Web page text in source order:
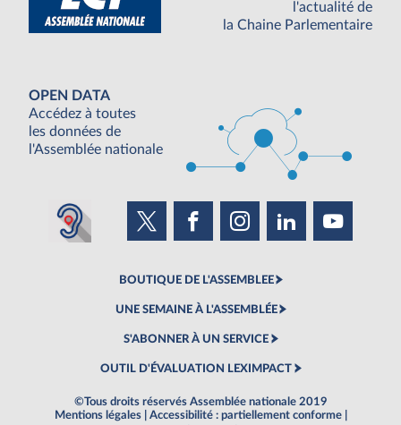
l'actualité de
la Chaine Parlementaire
OPEN DATA
Accédez à toutes
les données de
l'Assemblée nationale
BOUTIQUE DE L'ASSEMBLEE
UNE SEMAINE À L'ASSEMBLÉE
S'ABONNER À UN SERVICE
OUTIL D'ÉVALUATION LEXIMPACT
©Tous droits réservés Assemblée nationale 2019
Mentions légales
Accessibilité : partiellement conforme